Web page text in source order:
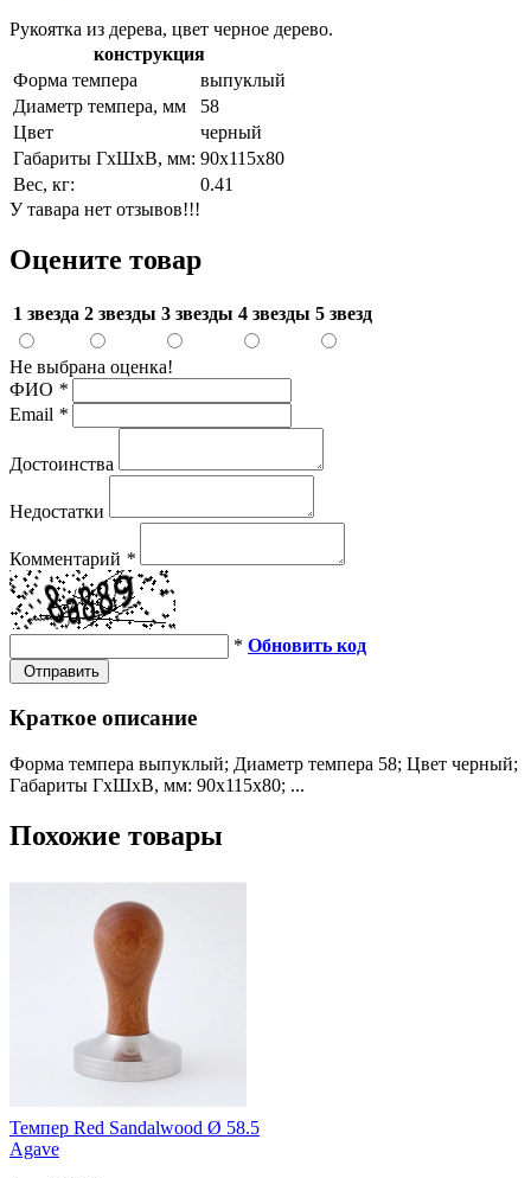
Рукоятка из дерева, цвет черное дерево.
конструкция
Форма темпера
выпуклый
Диаметр темпера, мм
58
Цвет
черный
Габариты ГхШхВ, мм: 90х115х80
Вес, кг:
0.41
У тавара нет отзывов!!!
Оцените товар
1 звезда 2 звезды 3 звезды 4 звезды 5 звезд
Не выбрана оценка!
ФИО *
Email *
Достоинства
Недостатки
Комментарий *
* Обновить код
Отправить
Краткое описание
Форма темпера выпуклый; Диаметр темпера 58; Цвет черный;
Габариты ГхШхВ, мм: 90х115х80; ...
Похожие товары
Темпер Red Sandalwood Ø 58.5
Agave